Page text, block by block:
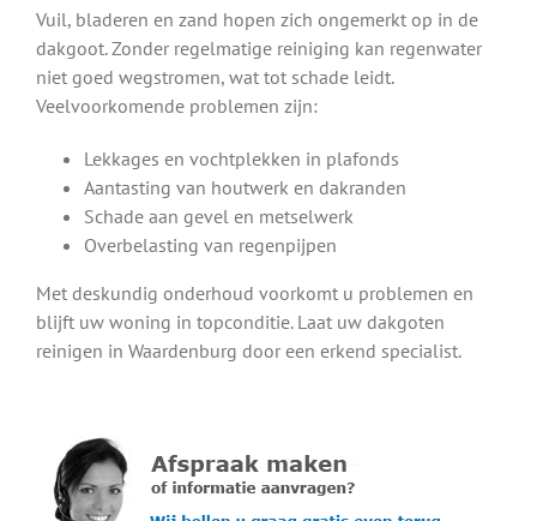
Vuil, bladeren en zand hopen zich ongemerkt op in de
dakgoot. Zonder regelmatige reiniging kan regenwater
niet goed wegstromen, wat tot schade leidt.
Veelvoorkomende problemen zijn:
Lekkages en vochtplekken in plafonds
Aantasting van houtwerk en dakranden
Schade aan gevel en metselwerk
Overbelasting van regenpijpen
Met deskundig onderhoud voorkomt u problemen en
blijft uw woning in topconditie. Laat uw dakgoten
reinigen in Waardenburg door een erkend specialist.